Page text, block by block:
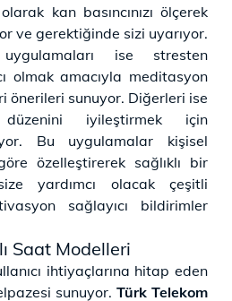
kan basıncınızı ölçerek
ve gerektiğinde sizi uyarıyor.
ise stresten
olmak amacıyla meditasyon
önerileri sunuyor. Diğerleri ise
düzenini iyileştirmek için
Bu uygulamalar kişisel
özelleştirerek sağlıklı bir
yardımcı olacak çeşitli
sağlayıcı bildirimler
Saat Modelleri
ihtiyaçlarına hitap eden
sunuyor. Türk Telekom